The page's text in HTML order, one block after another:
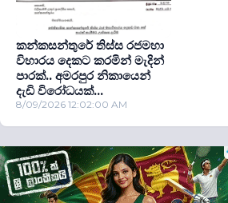
කන්කසන්තුරේ තිස්ස රජමහා
විහාරය දෙකට කරමින් මැදින්
පාරක්.. අමරපුර නිකායෙන්
දැඩි විරෝධයක්...
8/09/2026 12:02:00 AM